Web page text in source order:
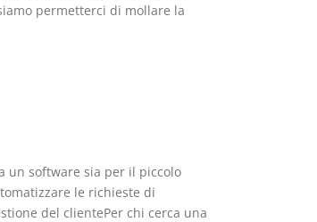
permetterci di mollare la
un software sia per il piccolo
le richieste di
del clientePer chi cerca una